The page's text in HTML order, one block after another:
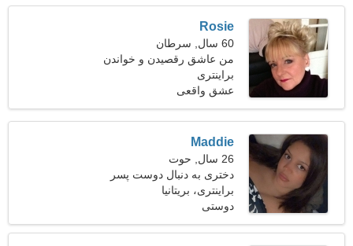
Rosie
60 سال, سرطان
من عاشق رقصیدن و خواندن
هستم
براینتری
عشق واقعی
Maddie
26 سال, حوت
دختری به دنبال دوست پسر
28-35
براینتری، بریتانیا
دوستی